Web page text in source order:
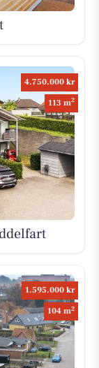
4.750.000 kr
113 m2
1.595.000 kr
104 m2